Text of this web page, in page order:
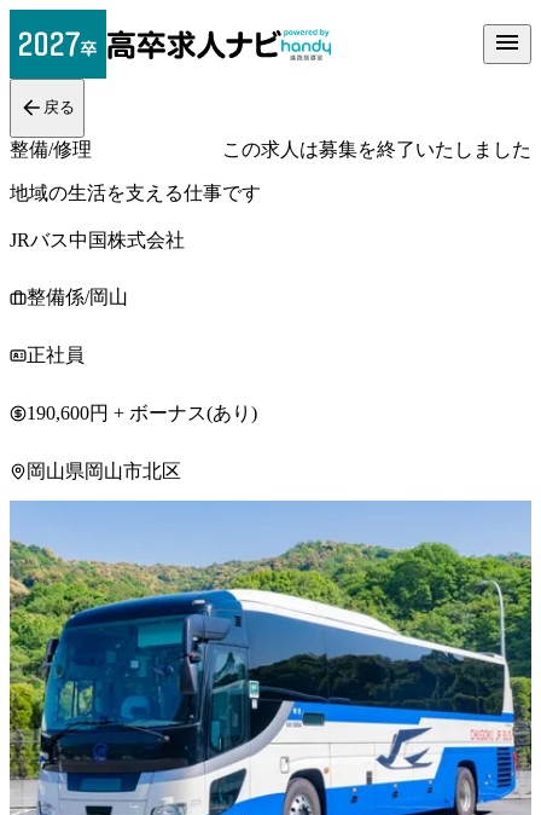
戻る
整備/修理 この求人は募集を終了いたしました
地域の生活を支える仕事です
JRバス中国株式会社
整備係/岡山
正社員
190,600円 + ボーナス(あり)
岡山県岡山市北区